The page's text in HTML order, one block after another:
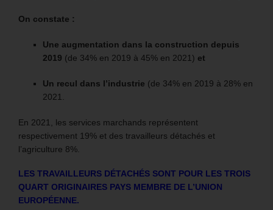
On constate :
Une augmentation dans la construction depuis
2019 (de 34% en 2019 à 45% en 2021) et
Un recul dans l’industrie (de 34% en 2019 à 28% en
2021.
En 2021, les services marchands représentent
respectivement 19% et des travailleurs détachés et
l’agriculture 8%.
LES TRAVAILLEURS DÉTACHÉS SONT POUR LES TROIS
QUART ORIGINAIRES PAYS MEMBRE DE L’UNION
EUROPÉENNE.